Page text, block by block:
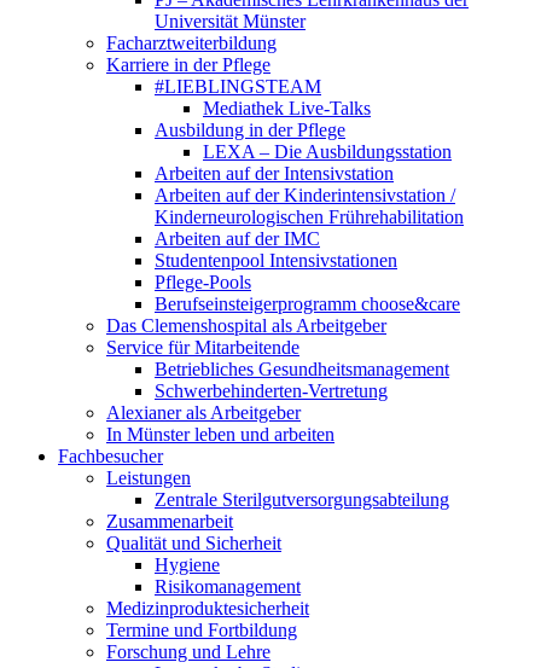
Universität Münster
Facharztweiterbildung
Karriere in der Pflege
#LIEBLINGSTEAM
Mediathek Live-Talks
Ausbildung in der Pflege
LEXA – Die Ausbildungsstation
Arbeiten auf der Intensivstation
Arbeiten auf der Kinderintensivstation /
Kinderneurologischen Frührehabilitation
Arbeiten auf der IMC
Studentenpool Intensivstationen
Pflege-Pools
Berufseinsteigerprogramm choose&care
Das Clemenshospital als Arbeitgeber
Service für Mitarbeitende
Betriebliches Gesundheitsmanagement
Schwerbehinderten-Vertretung
Alexianer als Arbeitgeber
In Münster leben und arbeiten
Fachbesucher
Leistungen
Zentrale Sterilgutversorgungsabteilung
Zusammenarbeit
Qualität und Sicherheit
Hygiene
Risikomanagement
Medizinproduktesicherheit
Termine und Fortbildung
Forschung und Lehre